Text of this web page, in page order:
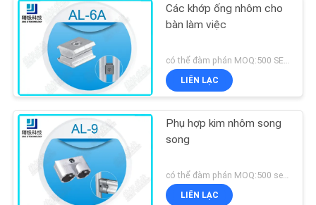
Các khớp ống nhôm cho
bàn làm việc
LIÊN LẠC
Phụ hợp kim nhôm song
song
LIÊN LẠC